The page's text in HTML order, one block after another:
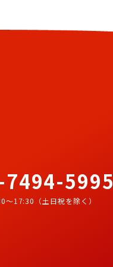
5995
～17:30（土日祝を除く）